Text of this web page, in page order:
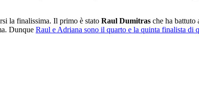
la finalissima. Il primo è stato Raul Dumitras che ha battuto
Dunque Raul e Adriana sono il quarto e la quinta finalista di